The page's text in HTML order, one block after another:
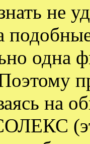
не
одна
на